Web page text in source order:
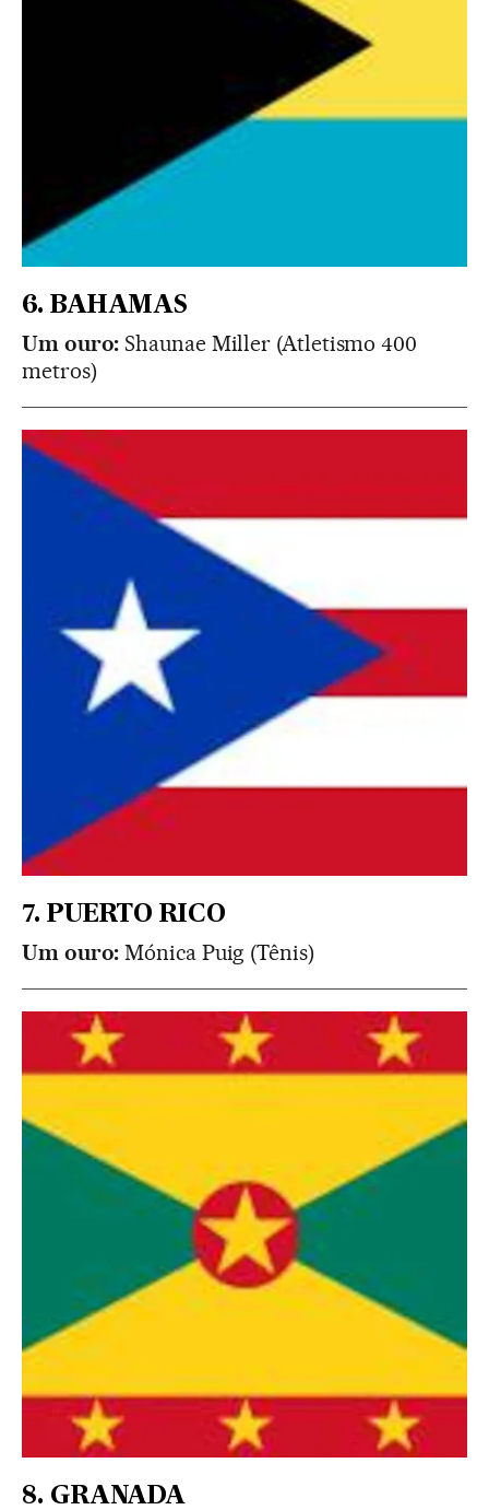
6. BAHAMAS
Um ouro: Shaunae Miller (Atletismo 400
metros)
7. PUERTO RICO
Um ouro: Mónica Puig (Tênis)
8. GRANADA